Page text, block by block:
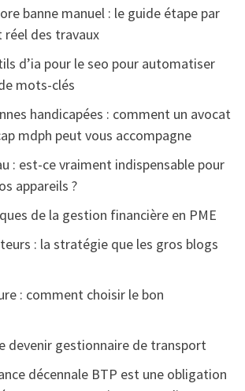
banne manuel : le guide étape par
des travaux
d’ia pour le seo pour automatiser
mots-clés
handicapées : comment un avocat
mdph peut vous accompagne
: est-ce vraiment indispensable pour
appareils ?
de la gestion financière en PME
: la stratégie que les gros blogs
: comment choisir le bon
devenir gestionnaire de transport
décennale BTP est une obligation